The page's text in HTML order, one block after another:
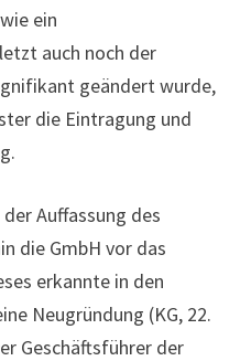
ein
auch noch der
geändert wurde,
die Eintragung und
Auffassung des
die GmbH vor das
erkannte in den
Neugründung (KG, 22.
Geschäfts­führer der